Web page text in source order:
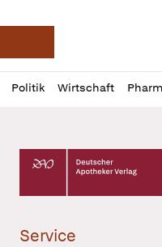
Deutsche
Politik Wirtschaft
Profil
öffnen
Daz
Pur
Deutscher Apotheker
Service